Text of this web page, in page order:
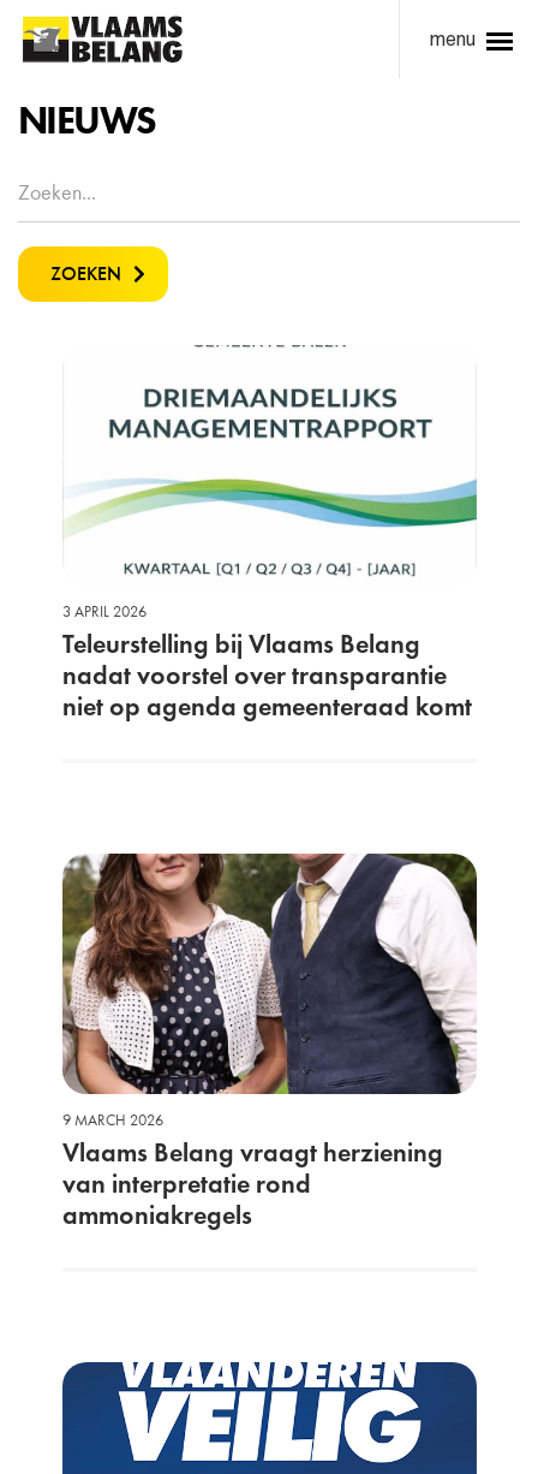
menu
NIEUWS
ZOEKEN
3 APRIL 2026
Teleurstelling bij Vlaams Belang
nadat voorstel over transparantie
niet op agenda gemeenteraad komt
9 MARCH 2026
Vlaams Belang vraagt herziening
van interpretatie rond
ammoniakregels